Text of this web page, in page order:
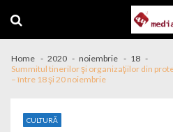
Home 2020 noiembrie
18
Summitul tinerilor şi organizaţiilor din
– între 18 şi 20 noiembrie
CULTURĂ